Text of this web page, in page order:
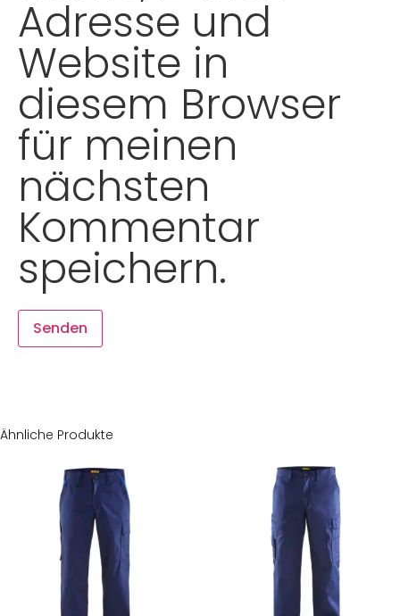
Adresse und
Website in
diesem Browser
für meinen
nächsten
Kommentar
speichern.
Ähnliche Produkte